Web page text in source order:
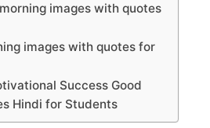
images with quotes
images with quotes for
Success Good
Hindi for Students